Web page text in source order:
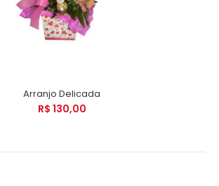
Arranjo Delicada
R$ 130,00